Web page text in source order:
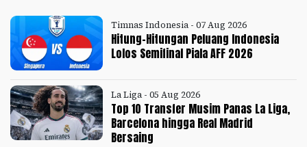
Timnas Indonesia - 07 Aug 2026
Hitung-Hitungan Peluang Indonesia
Lolos Semifinal Piala AFF 2026
La Liga - 05 Aug 2026
Top 10 Transfer Musim Panas La Liga,
Barcelona hingga Real Madrid
Bersaing